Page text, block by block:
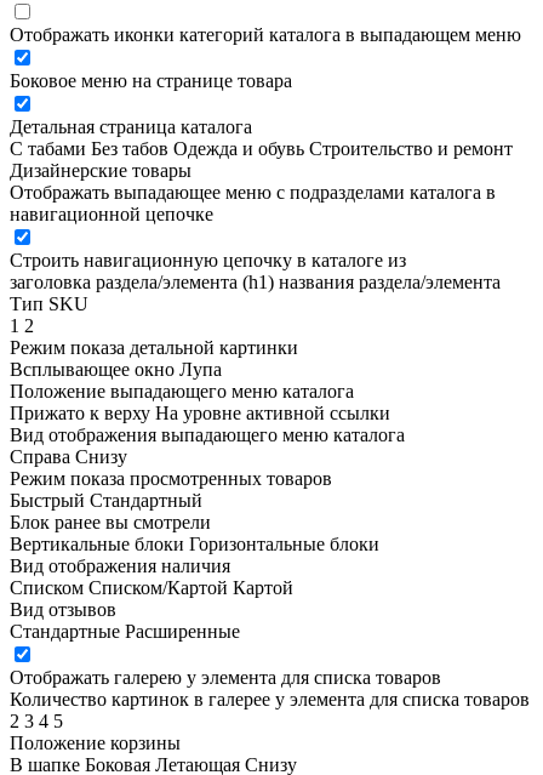
Отображать иконки категорий каталога в выпадающем меню
Боковое меню на странице товара
Детальная страница каталога
С табами Без табов Одежда и обувь Строительство и ремонт
Дизайнерские товары
Отображать выпадающее меню с подразделами каталога в
навигационной цепочке
Строить навигационную цепочку в каталоге из
заголовка раздела/элемента (h1) названия раздела/элемента
Тип SKU
1 2
Режим показа детальной картинки
Всплывающее окно Лупа
Положение выпадающего меню каталога
Прижато к верху На уровне активной ссылки
Вид отображения выпадающего меню каталога
Справа Снизу
Режим показа просмотренных товаров
Быстрый Стандартный
Блок ранее вы смотрели
Вертикальные блоки Горизонтальные блоки
Вид отображения наличия
Списком Списком/Картой Картой
Вид отзывов
Стандартные Расширенные
Отображать галерею у элемента для списка товаров
Количество картинок в галерее у элемента для списка товаров
2 3 4 5
Положение корзины
В шапке Боковая Летающая Снизу